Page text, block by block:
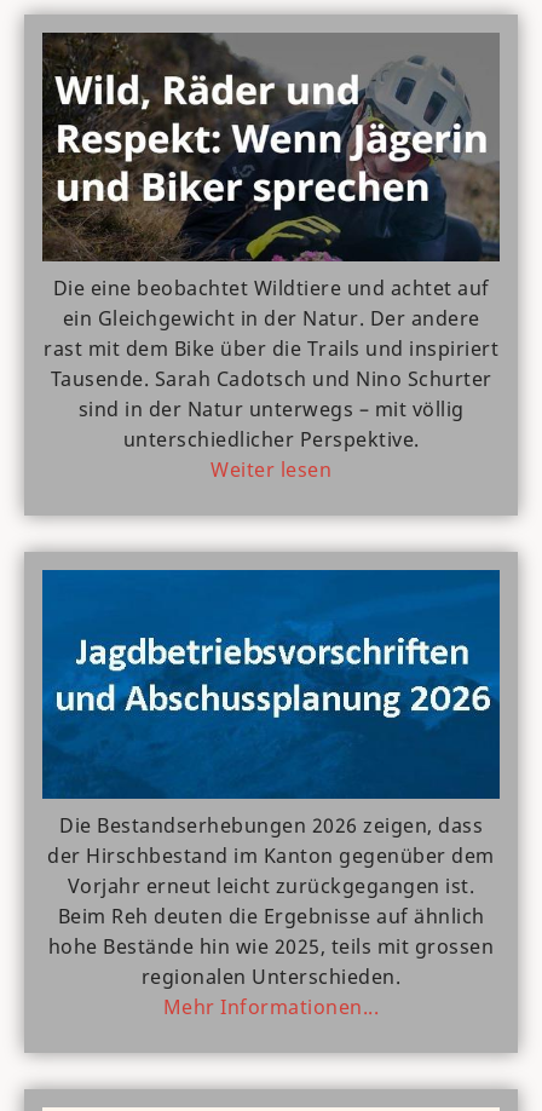
Die eine beobachtet Wildtiere und achtet auf
ein Gleichgewicht in der Natur. Der andere
rast mit dem Bike über die Trails und inspiriert
Tausende. Sarah Cadotsch und Nino Schurter
sind in der Natur unterwegs – mit völlig
unterschiedlicher Perspektive.
Weiter lesen
Die Bestandserhebungen 2026 zeigen, dass
der Hirschbestand im Kanton gegenüber dem
Vorjahr erneut leicht zurückgegangen ist.
Beim Reh deuten die Ergebnisse auf ähnlich
hohe Bestände hin wie 2025, teils mit grossen
regionalen Unterschieden.
Mehr Informationen...